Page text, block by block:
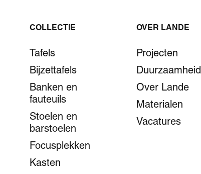
COLLECTIE
Tafels
Bijzettafels
Banken en
fauteuils
Stoelen en
barstoelen
Focusplekken
Kasten
OVER LANDE
Projecten
Duurzaamheid
Over Lande
Materialen
Vacatures